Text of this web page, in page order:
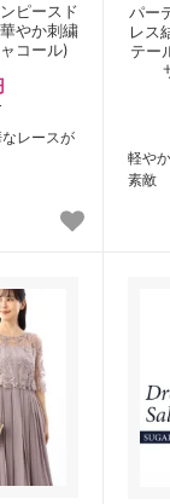
ピースド
やか刺繍
コール)
レースが
パー
レス
テー
軽や
素敵